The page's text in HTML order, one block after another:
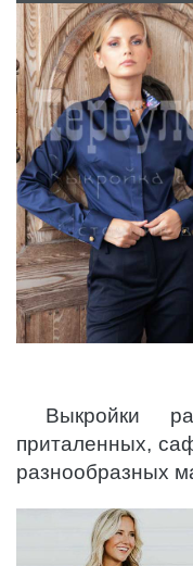
Выкройки
приталенных,
разнообразных